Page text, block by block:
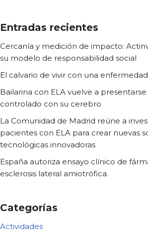
Entradas recientes
Cercanía y medición de impacto:
su modelo de responsabilidad social
El calvario de vivir con una
Bailarina con ELA vuelve a
controlado con su cerebro
La Comunidad de Madrid reúne a
pacientes con ELA para crear nuevas
tecnológicas innovadoras
España autoriza ensayo clínico de
esclerosis lateral amiotrófica.
Categorías
Actividades